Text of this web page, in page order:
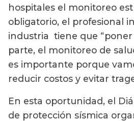
hospitales el monitoreo
obligatorio, el profesional
industria tiene que “poner
parte, el monitoreo de
es importante porque
reducir costos y evitar
En esta oportunidad, el
de protección sísmica